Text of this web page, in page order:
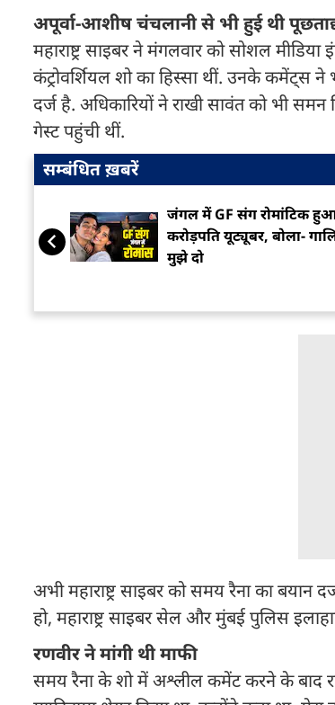
अपूर्वा-आशीष चंचलानी से भी हुई थी
महाराष्ट्र साइबर ने मंगलवार को सोशल
कंट्रोवर्शियल शो का हिस्सा थीं. उनके कमेंट्स
दर्ज है. अधिकारियों ने राखी सावंत को भी
गेस्ट पहुंची थीं.
सम्बंधित ख़बरें
जंगल में GF संग रोमांटिक हुआ
करोड़पति यूट्यूबर, बोला-
मुझे दो
अभी महाराष्ट्र साइबर को समय रैना का
हो, महाराष्ट्र साइबर सेल और मुंबई पुलिस
रणवीर ने मांगी थी माफी
समय रैना के शो में अश्लील कमेंट करने के बाद